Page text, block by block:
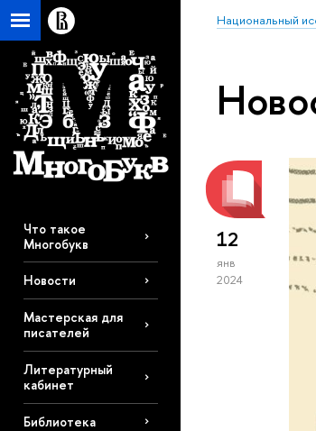
Национальный
Что такое
Многобукв
Новости
Мастерская для
писателей
Литературный
кабинет
Библиотека
12
янв
2024